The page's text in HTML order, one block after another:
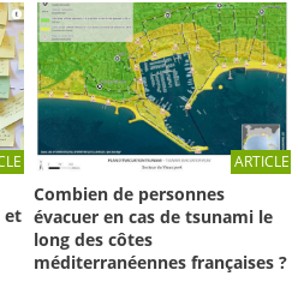
et
ARTICLE
Combien de personnes
évacuer en cas de tsunami le
long des côtes
méditerranéennes françaises ?